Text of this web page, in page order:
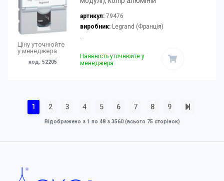
Ціну уточнюйте
у менеджера
код: 52205
артикул: 79476
виробник:Legrand (Франція)
..
Наявність уточнюйте у
менеджера
1 2 3 4 5 6 7 8 9
Відображено з 1 по 48 з 3560 (всього 75 сторінок)